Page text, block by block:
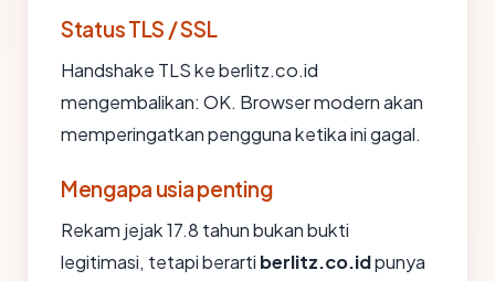
Status TLS / SSL
Handshake TLS ke berlitz.co.id
mengembalikan: OK. Browser modern akan
memperingatkan pengguna ketika ini gagal.
Mengapa usia penting
Rekam jejak 17.8 tahun bukan bukti
legitimasi, tetapi berarti berlitz.co.idpunya